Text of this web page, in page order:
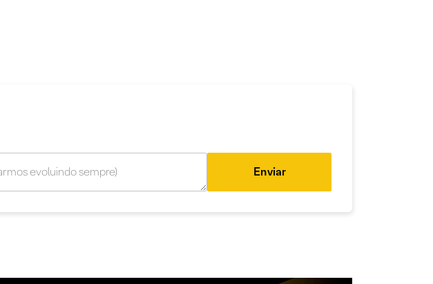
Enviar